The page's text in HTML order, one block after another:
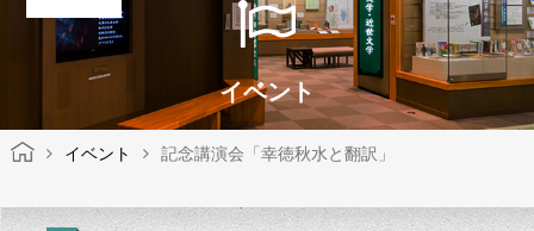
イベント
イベント 記念講演会「幸徳秋水と翻訳」